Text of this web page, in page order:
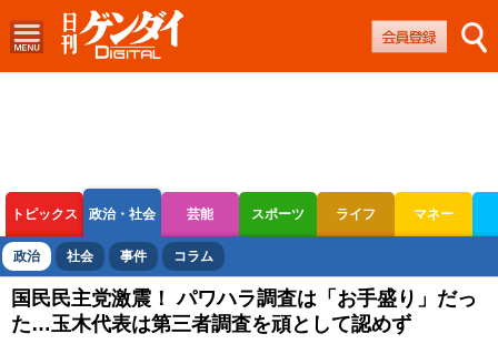
トピックス 政治・社会 芸能 スポーツ ライフ マネー
ボートレース 競輪 オートレース
政治 社会 事件 コラム
国民民主党激震！ パワハラ調査は「お手盛り」だっ
た…玉木代表は第三者調査を頑として認めず